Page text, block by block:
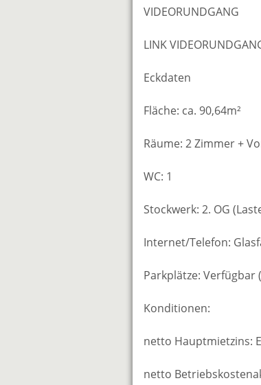
VIDEORUNDGANG
LINK
Eckdaten
Fläche: ca. 90,64m²
Räume: 2 Zimmer +
WC: 1
Stockwerk: 2. OG
Internet/Telefon:
Parkplätze: Verfügbar
Konditionen:
netto Hauptmietzins:
netto